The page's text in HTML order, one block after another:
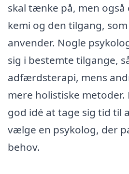
skal tænke på, men
kemi og den tilgang,
anvender. Nogle
sig i bestemte tilgange,
adfærdsterapi, mens
mere holistiske
god idé at tage sig tid til
vælge en psykolog, der
behov.